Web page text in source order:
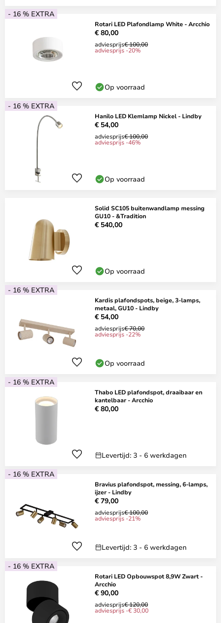
- 16 % EXTRA
Rotari LED Plafondlamp White - Arcchio
€ 80,00
adviesprijs€ 100,00
adviesprijs -20%
Op voorraad
- 16 % EXTRA
Hanilo LED Klemlamp Nickel - Lindby
€ 54,00
adviesprijs€ 100,00
adviesprijs -46%
Op voorraad
Solid SC105 buitenwandlamp messing
GU10 - &Tradition
€ 540,00
Op voorraad
- 16 % EXTRA
Kardis plafondspots, beige, 3-lamps,
metaal, GU10 - Lindby
€ 54,00
adviesprijs€ 70,00
adviesprijs -22%
Op voorraad
- 16 % EXTRA
Thabo LED plafondspot, draaibaar en
kantelbaar - Arcchio
€ 80,00
Levertijd: 3 - 6 werkdagen
- 16 % EXTRA
Bravius plafondspot, messing, 6-lamps,
ijzer - Lindby
€ 79,00
adviesprijs€ 100,00
adviesprijs -21%
Levertijd: 3 - 6 werkdagen
- 16 % EXTRA
Rotari LED Opbouwspot 8,9W Zwart -
Arcchio
€ 90,00
adviesprijs€ 120,00
adviesprijs -€ 30,00